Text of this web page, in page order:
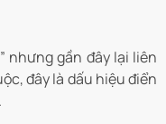
nhưng gần đây lại liên
đây là dấu hiệu điển